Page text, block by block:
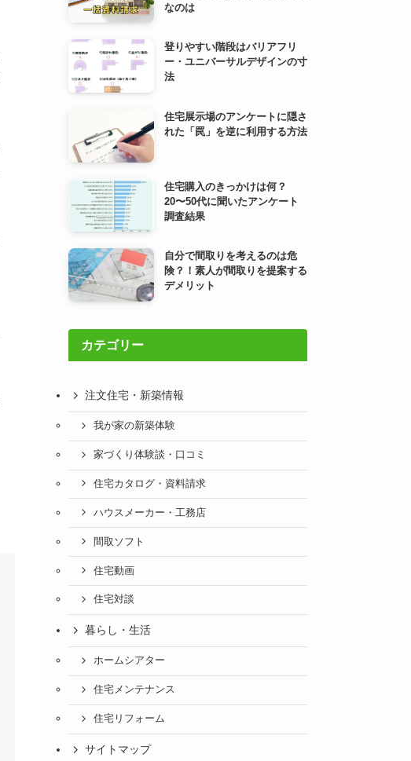
なのは
登りやすい階段はバリアフリ
ー・ユニバーサルデザインの寸
法
住宅展示場のアンケートに隠さ
れた「罠」を逆に利用する方法
住宅購入のきっかけは何？
20〜50代に聞いたアンケート
調査結果
自分で間取りを考えるのは危
険？！素人が間取りを提案する
デメリット
カテゴリー
注文住宅・新築情報
我が家の新築体験
家づくり体験談・口コミ
住宅カタログ・資料請求
ハウスメーカー・工務店
間取ソフト
住宅動画
住宅対談
暮らし・生活
ホームシアター
住宅メンテナンス
住宅リフォーム
サイトマップ